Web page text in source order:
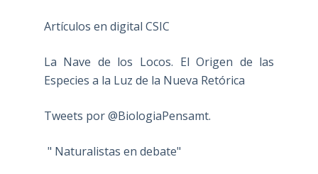
Artículos en digital CSIC
La Nave de los Locos. El Origen de las
Especies a la Luz de la Nueva Retórica
Tweets por @BiologiaPensamt.
" Naturalistas en debate"